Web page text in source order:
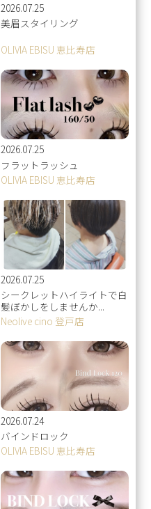
2026.07.25
美眉スタイリング
OLIVIA EBISU 恵比寿店
2026.07.25
フラットラッシュ
OLIVIA EBISU 恵比寿店
2026.07.25
シークレットハイライトで白
髪ぼかしをしませんか...
Neolive cino 登戸店
2026.07.24
バインドロック
OLIVIA EBISU 恵比寿店